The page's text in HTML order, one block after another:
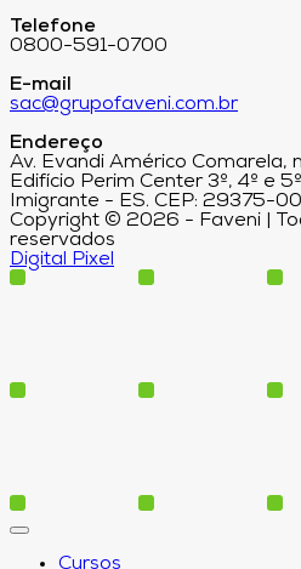
Telefone
0800-591-0700
E-mail
sac@grupofaveni.com.br
Endereço
Av. Evandi Américo Comarela,
Edifício Perim Center 3º, 4º e
Imigrante - ES. CEP: 29375-
Copyright © 2026 - Faveni |
reservados
Digital Pixel
Cursos